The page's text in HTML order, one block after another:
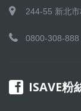
244-55 新北
0800-308-888
ISAVE粉